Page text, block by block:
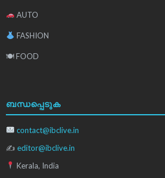
AUTO
FASHION
🍽 FOOD
ബന്ധപ്പെടുക
contact@ibclive.in
✍ editor@ibclive.in
Kerala, India